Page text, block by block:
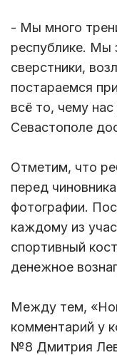
- Мы много
республике. Мы
сверстники,
постараемся
всё то, чему
Севастополе
Отметим, что
перед
фотографии.
каждому из
спортивный
денежное
Между тем,
комментарий у
№8 Дмитрия